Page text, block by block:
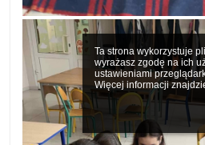
Ta strona wykorzystuje
wyrażasz zgodę na ich
ustawieniami
Więcej informacji